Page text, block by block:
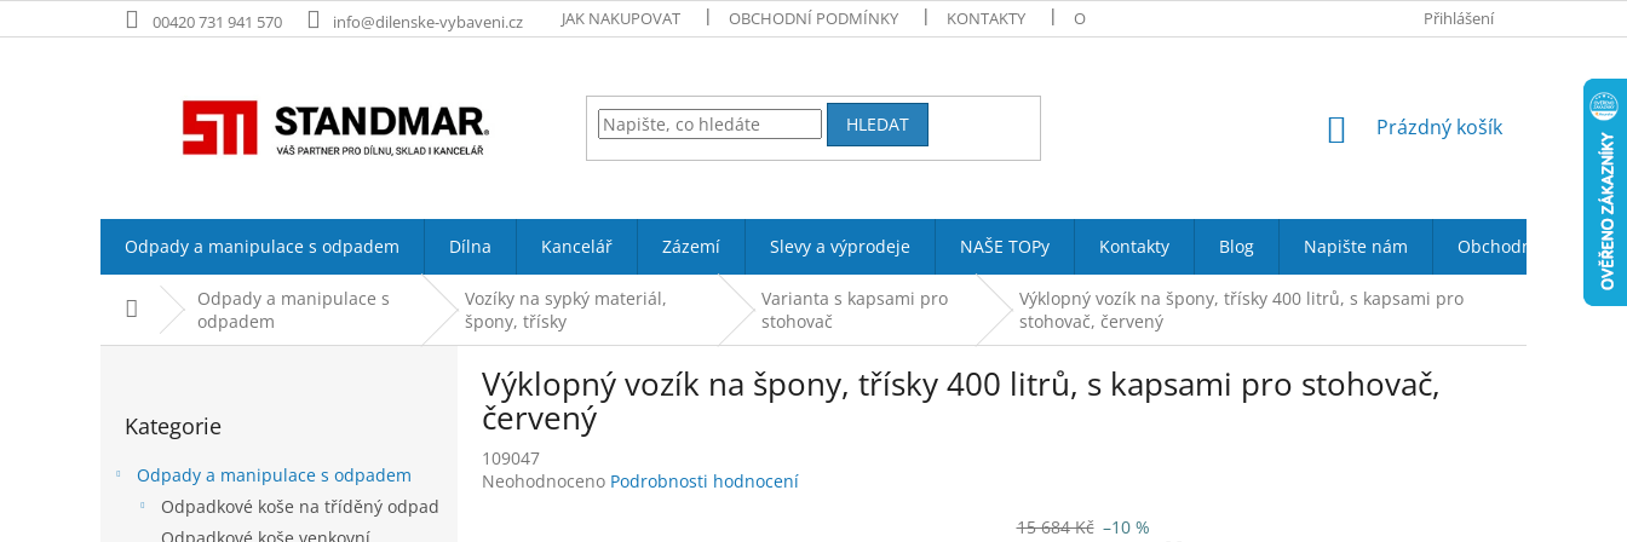
na
00420 731 941 570 info@dilenske-vybaveni.cz JAK NAKUPOVAT OBCHODNÍ PODMÍNKY KONTAKTY O NÁS DOPRAVA A PLATBA
Přihlášení
HLEDAT
NÁKUPNÍ
Prázdný košík
Odpady a manipulace s odpadem Dílna Kancelář Zázemí Slevy a výprodeje NAŠE TOPy Kontakty Blog Napište nám Obchodní podmínky
Domů Odpady a manipulace s
odpadem
Vozíky na sypký materiál,
špony, třísky
Varianta s kapsami pro
stohovač
Výklopný vozík na špony, třísky 400 litrů, s kapsami pro
stohovač, červený
kategorie
Kategorie
Odpady a manipulace s odpadem
Odpadkové koše na tříděný odpad
Výklopný vozík na špony, třísky 400 litrů, s kapsami pro stohovač,
červený
109047
Průměrné
Neohodnoceno Podrobnosti hodnocení
15 684 Kč –10 %